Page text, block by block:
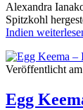
Alexandra
Spitzkohl
Indien
Veröffentlicht am
Egg